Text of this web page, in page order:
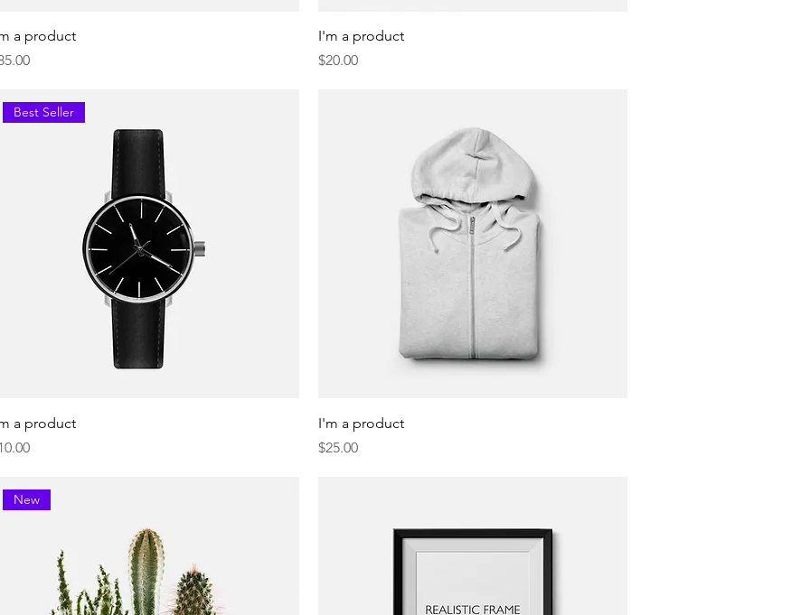
a product
I'm a product
Presyo
$20.00
Best Seller
a product
I'm a product
Presyo
$25.00
New